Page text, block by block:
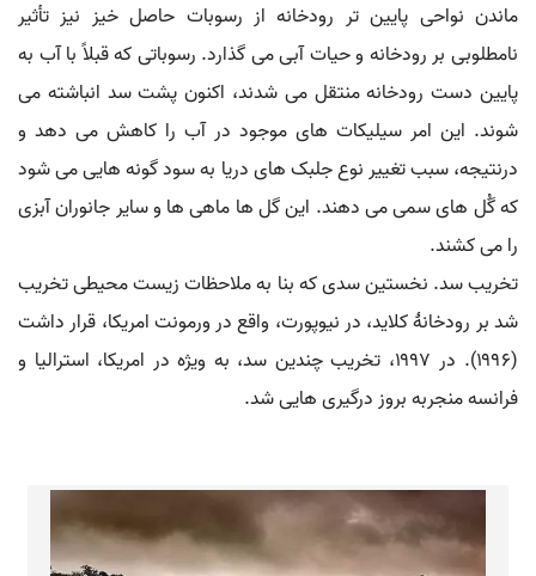
ماندن نواحی پایین تر رودخانه از رسوبات حاصل خیز نیز تأثیر
نامطلوبی بر رودخانه و حیات آبی می گذارد. رسوباتی که قبلاً با آب به
پایین دست رودخانه منتقل می شدند، اکنون پشت سد انباشته می
شوند. این امر سیلیکات های موجود در آب را کاهش می دهد و
درنتیجه، سبب تغییر نوع جلبک های دریا به سود گونه هایی می شود
که گُل های سمی می دهند. این گل ها ماهی ها و سایر جانوران آبزی
را می کشند.
تخریب سد. نخستین سدی که بنا به ملاحظات زیست محیطی تخریب
شد بر رودخانۀ کلاید، در نیوپورت، واقع در ورمونت امریکا، قرار داشت
(۱۹۹۶). در ۱۹۹۷، تخریب چندین سد، به ویژه در امریکا، استرالیا و
فرانسه منجربه بروز درگیری هایی شد.